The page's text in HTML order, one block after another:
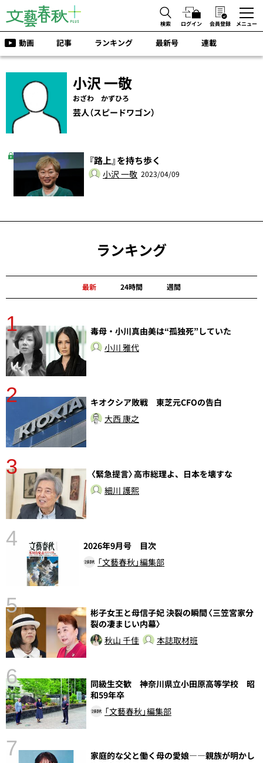
検索 ログイン 会員登録 メニュー
動画 記事 ランキング 最新号 連載
小沢 一敬
おざわ かずひろ
芸人（スピードワゴン）
『路上』を持ち歩く
小沢 一敬 2023/04/09
ランキング
最新 24時間 週間
1
毒母・小川真由美は“孤独死”していた
小川 雅代
2
キオクシア敗戦 東芝元CFOの告白
大西 康之
3
〈緊急提言〉高市総理よ、日本を壊すな
細川 護熙
4
2026年9月号 目次
「文藝春秋」編集部
5
彬子女王と母信子妃 決裂の瞬間〈三笠宮家分
裂の凄まじい内幕〉
秋山 千佳
本誌取材班
6
同級生交歓 神奈川県立小田原高等学校 昭
和59年卒
「文藝春秋」編集部
7
家庭的な父と働く母の愛娘――親族が明かし